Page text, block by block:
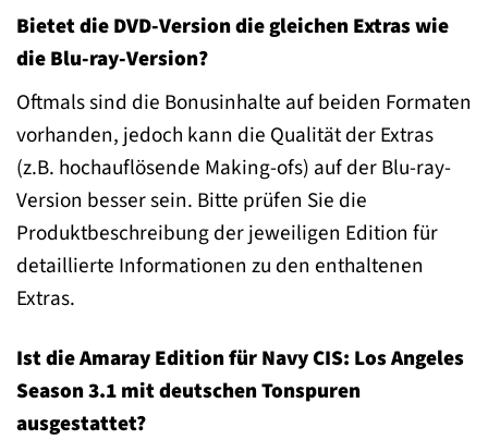
Bietet die DVD-Version die gleichen Extras wie
die Blu-ray-Version?
Oftmals sind die Bonusinhalte auf beiden Formaten
vorhanden, jedoch kann die Qualität der Extras
(z.B. hochauflösende Making-ofs) auf der Blu-ray-
Version besser sein. Bitte prüfen Sie die
Produktbeschreibung der jeweiligen Edition für
detaillierte Informationen zu den enthaltenen
Extras.
Ist die Amaray Edition für Navy CIS: Los Angeles
Season 3.1 mit deutschen Tonspuren
ausgestattet?